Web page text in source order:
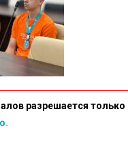
разрешается